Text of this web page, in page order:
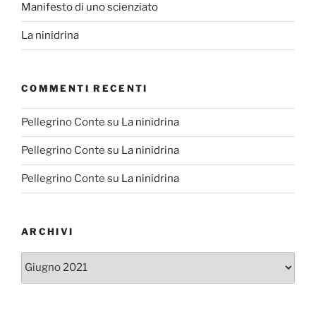
Manifesto di uno scienziato
La ninidrina
COMMENTI RECENTI
Pellegrino Conte su La ninidrina
Pellegrino Conte su La ninidrina
Pellegrino Conte su La ninidrina
ARCHIVI